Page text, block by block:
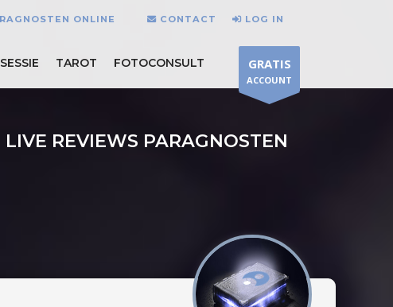
ONLINE CONTACT LOG IN
TAROT FOTOCONSULT GRATIS
ACCOUNT
LIVE REVIEWS PARAGNOSTEN